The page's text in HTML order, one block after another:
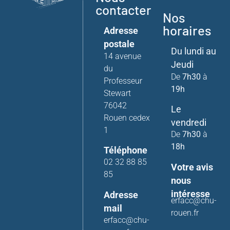
contacter
Adresse
postale
14 avenue
du
Professeur
Stewart
76042
Rouen cedex
1
Téléphone
02 32 88 85
85
Adresse
mail
erfacc@chu-
Nos
horaires
Du lundi au
Jeudi
De 7h30 à
19h
Le
vendredi
De 7h30 à
18h
Votre avis
nous
intéresse
erfacc@chu-
rouen.fr